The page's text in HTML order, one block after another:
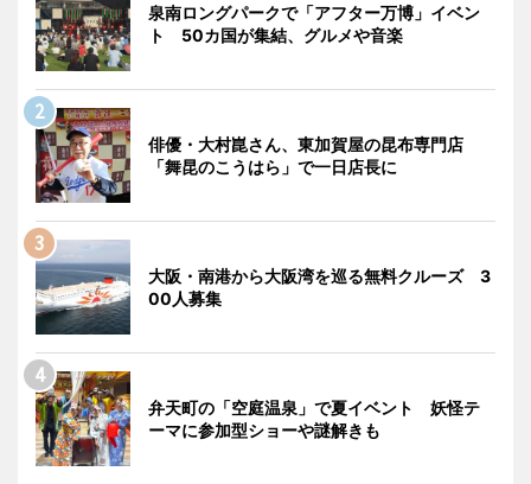
泉南ロングパークで「アフター万博」イベン
ト 50カ国が集結、グルメや音楽
俳優・大村崑さん、東加賀屋の昆布専門店
「舞昆のこうはら」で一日店長に
大阪・南港から大阪湾を巡る無料クルーズ 3
00人募集
弁天町の「空庭温泉」で夏イベント 妖怪テ
ーマに参加型ショーや謎解きも